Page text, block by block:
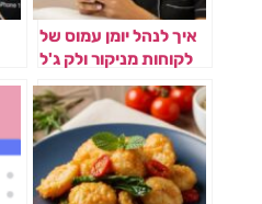
איך לנהל יומן עמוס של
לקוחות מניקור ולק ג'ל